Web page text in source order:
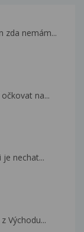
zda nemám...
na...
nechat...
Východu...